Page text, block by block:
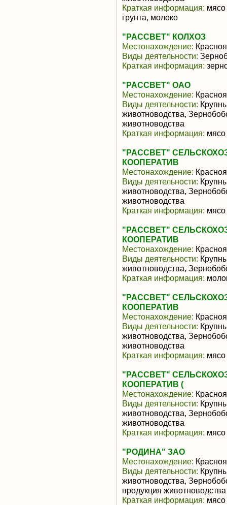
Краткая информация: мясо
грунта, молоко
"РАССВЕТ" КОЛХОЗ
Местонахождение:
Виды деятельности:
Краткая информация:
"РАССВЕТ" ОАО
Местонахождение:
Виды деятельности:
животноводства,
животноводства
Краткая информация: мясо
"РАССВЕТ"
КООПЕРАТИВ
Местонахождение:
Виды деятельности:
животноводства,
животноводства
Краткая информация: мясо
"РАССВЕТ"
КООПЕРАТИВ
Местонахождение:
Виды деятельности:
животноводства,
Краткая информация:
"РАССВЕТ"
КООПЕРАТИВ
Местонахождение:
Виды деятельности:
животноводства,
животноводства
Краткая информация: мясо
"РАССВЕТ"
КООПЕРАТИВ (
Местонахождение:
Виды деятельности:
животноводства,
животноводства
Краткая информация: мясо
"РОДИНА" ЗАО
Местонахождение:
Виды деятельности:
животноводства,
продукция животноводства
Краткая информация: мясо